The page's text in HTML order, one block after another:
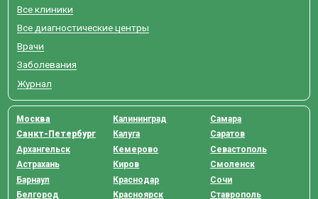
Все клиники
Все диагностические центры
Врачи
Заболевания
Журнал
Москва
Санкт-Петербург
Архангельск
Астрахань
Барнаул
Белгород
Калининград
Калуга
Кемерово
Киров
Краснодар
Красноярск
Самара
Саратов
Севастополь
Смоленск
Сочи
Ставрополь